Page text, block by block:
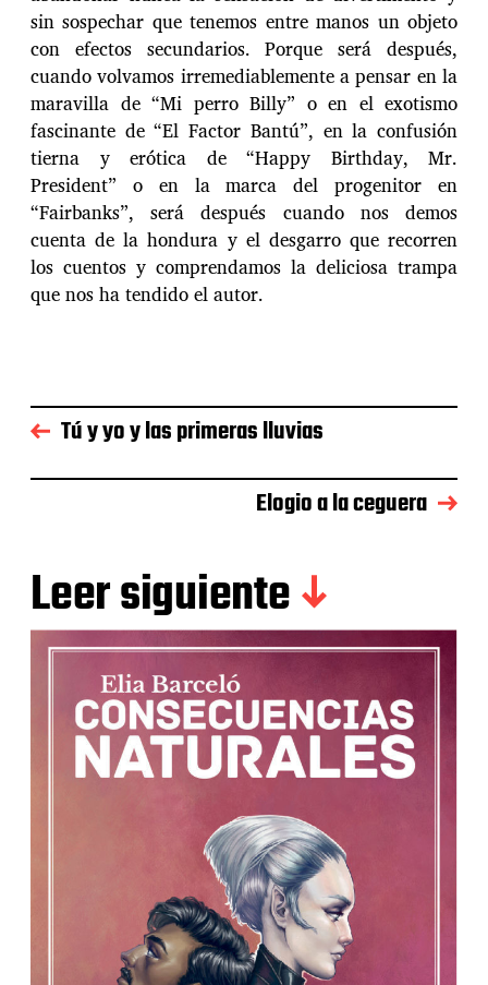
sin sospechar que tenemos entre manos un objeto
con efectos secundarios. Porque será después,
cuando volvamos irremediablemente a pensar en la
maravilla de “Mi perro Billy” o en el exotismo
fascinante de “El Factor Bantú”, en la confusión
tierna y erótica de “Happy Birthday, Mr.
President” o en la marca del progenitor en
“Fairbanks”, será después cuando nos demos
cuenta de la hondura y el desgarro que recorren
los cuentos y comprendamos la deliciosa trampa
que nos ha tendido el autor.
Tú y yo y las primeras lluvias
Elogio a la ceguera
Leer siguiente